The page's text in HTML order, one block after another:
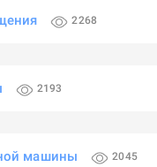
2268
2193
машины 2045